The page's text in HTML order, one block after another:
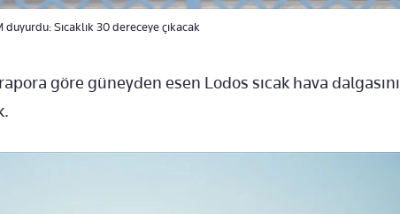
Sıcaklık 30 dereceye çıkacak
göre güneyden esen Lodos sıcak hava dalgasını